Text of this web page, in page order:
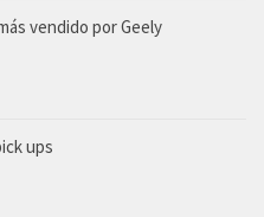
vendido por Geely
ups